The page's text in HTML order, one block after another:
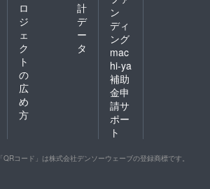
ロ
ジ
ェ
ク
ト
の
広
め
方
計
デ
ー
タ
ン
ディ
ング
mac
hi-ya
補助
金申
請サ
ポー
ト
「QRコード」は株式会社デンソーウェーブの登録商標です。